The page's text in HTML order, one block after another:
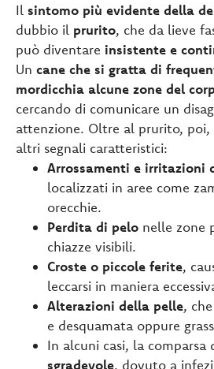
Il sintomo più evidente della
dubbio il prurito, che da lieve
può diventare insistente e
Un cane che si gratta di
mordicchia alcune zone del
cercando di comunicare un
attenzione. Oltre al prurito, poi,
altri segnali caratteristici:
Arrossamenti e irritazioni
localizzati in aree come
orecchie.
Perdita di pelo nelle zone
chiazze visibili.
Croste o piccole ferite,
leccarsi in maniera
Alterazioni della pelle,
e desquamata oppure
In alcuni casi, la comparsa
sgradevole, dovuto a